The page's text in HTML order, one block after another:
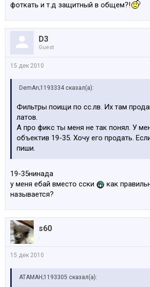
фоткать и т.д защитный в общем?!
D3
Guest
15 дек 2010
DemAn;1193334 сказал(а):
Фильтры поищи по сс.лв. Их там
латов.
А про фикс ты меня не так понял. У
объектив 19-35. Хочу его продать.
пиши.
19-35нинада
у меня ебай вместо сски
как
называется?
s60
.
15 дек 2010
АТАМАН;1193305 сказал(а):